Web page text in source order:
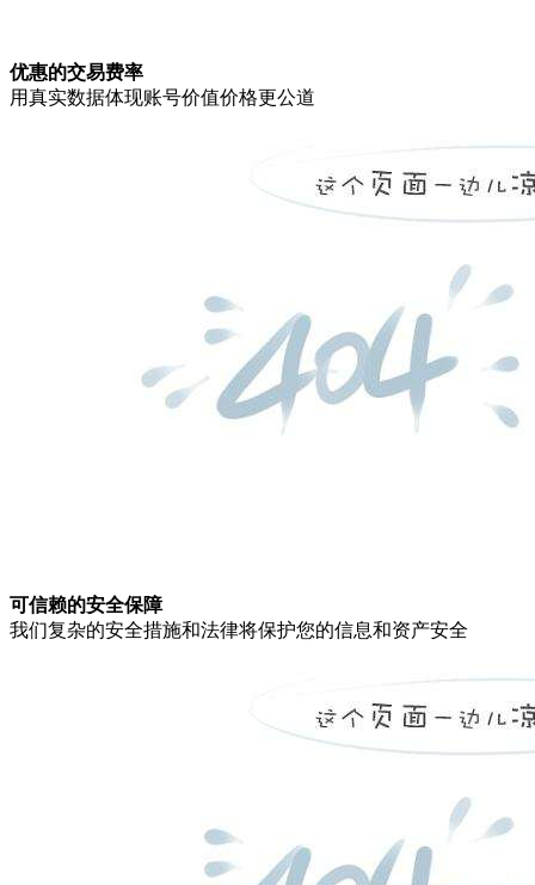
优惠的交易费率
用真实数据体现账号价值价格更公道
可信赖的安全保障
我们复杂的安全措施和法律将保护您的信息和资产安全